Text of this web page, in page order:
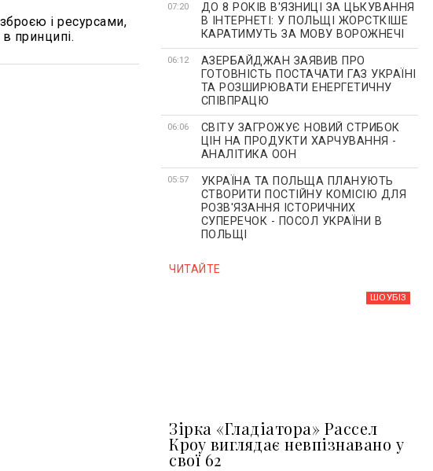
і ресурсами,
в принципі.
07:20
ДО 8 РОКІВ В'ЯЗНИЦІ ЗА ЦЬКУВАННЯ
В ІНТЕРНЕТІ: У ПОЛЬЩІ ЖОРСТКІШЕ
КАРАТИМУТЬ ЗА МОВУ ВОРОЖНЕЧІ
06:12
АЗЕРБАЙДЖАН ЗАЯВИВ ПРО
ГОТОВНІСТЬ ПОСТАЧАТИ ГАЗ УКРАЇНІ
ТА РОЗШИРЮВАТИ ЕНЕРГЕТИЧНУ
СПІВПРАЦЮ
06:06
СВІТУ ЗАГРОЖУЄ НОВИЙ СТРИБОК
ЦІН НА ПРОДУКТИ ХАРЧУВАННЯ -
АНАЛІТИКА ООН
05:57
УКРАЇНА ТА ПОЛЬЩА ПЛАНУЮТЬ
СТВОРИТИ ПОСТІЙНУ КОМІСІЮ ДЛЯ
РОЗВ'ЯЗАННЯ ІСТОРИЧНИХ
СУПЕРЕЧОК - ПОСОЛ УКРАЇНИ В
ПОЛЬЩІ
ЧИТАЙТЕ
ШОУБIЗ
Зірка «Гладіатора» Рассел
Кроу виглядає невпізнавано у
свої 62